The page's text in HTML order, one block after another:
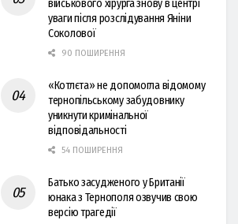
військового хірурга знову в центрі
уваги після розслідування Яніни
Соколової
90 ПОШИРЕННЯ
«Котлєта» не допомогла відомому
тернопільському забудовнику
уникнути кримінальної
відповідальності
54 ПОШИРЕННЯ
Батько засудженого у Британії
юнака з Тернополя озвучив свою
версію трагедії